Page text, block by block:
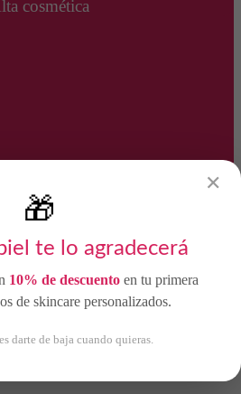
cosmética
Productoos
✕
🎁
te lo agradecerá
10% de descuentoen tu primera
de skincare personalizados.
darte de baja cuando quieras.